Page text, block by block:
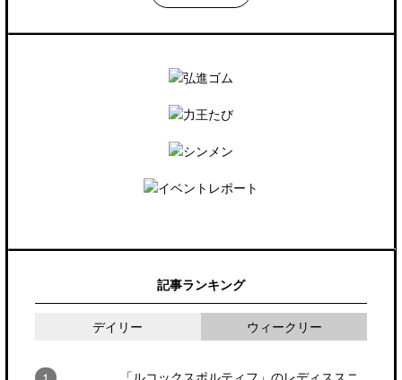
記事ランキング
デイリー ウィークリー
「ルコックスポルティフ」のレディススニ